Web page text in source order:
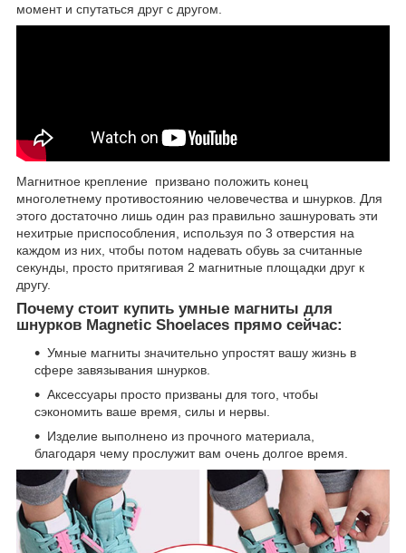
момент и спутаться друг с другом.
Магнитное крепление призвано положить конец
многолетнему противостоянию человечества и шнурков. Для
этого достаточно лишь один раз правильно зашнуровать эти
нехитрые приспособления, используя по 3 отверстия на
каждом из них, чтобы потом надевать обувь за считанные
секунды, просто притягивая 2 магнитные площадки друг к
другу.
Почему стоит купить умные магниты для
шнурков Magnetic Shoelaces прямо сейчас:
Умные магниты значительно упростят вашу жизнь в
сфере завязывания шнурков.
Аксессуары просто призваны для того, чтобы
сэкономить ваше время, силы и нервы.
Изделие выполнено из прочного материала,
благодаря чему прослужит вам очень долгое время.